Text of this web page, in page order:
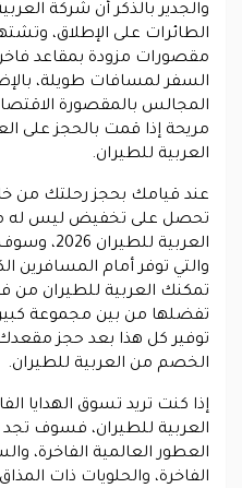
والجدير بالذكر أن شركة
الطائرات على الإطلاق،
مقصورات مزودة بمقاعد
السفر لمسافات طويلة،
المجالس بالمقصورة
مريحة إذا قمت بالحجز على
العربية للطيران.
عند قيامك بحجز رحلتك من
تحصل على تخفيض ليس له
العربية
والتي توفر أمام المسافرين
تمكنك العربية للطيران من
تفضلها من بين مجموعة
توفير كل هذا بعد حجز
الخصم من العربية للطيران.
إذا كنت تريد تسوق الهدايا
العربية للطيران، فسوف تجد
العطور العالمية الفاخرة،
الفاخرة، والحلويات ذات